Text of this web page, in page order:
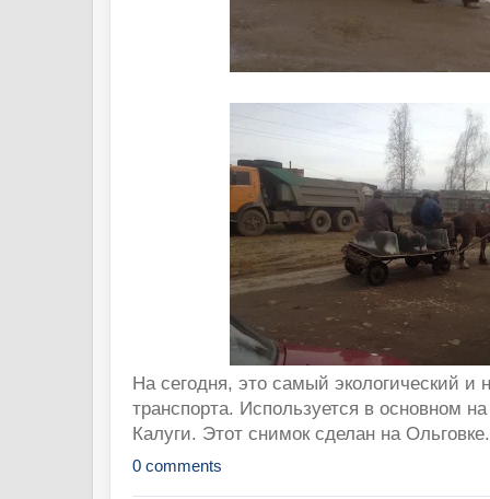
На сегодня, это самый экологический и
транспорта. Используется в основном
Калуги. Этот снимок сделан на Ольговке.
0 comments